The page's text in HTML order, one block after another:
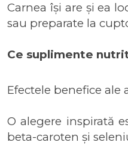
Carnea își are și ea
sau preparate la
Ce suplimente
Efectele benefice
O alegere inspirată
beta-caroten și